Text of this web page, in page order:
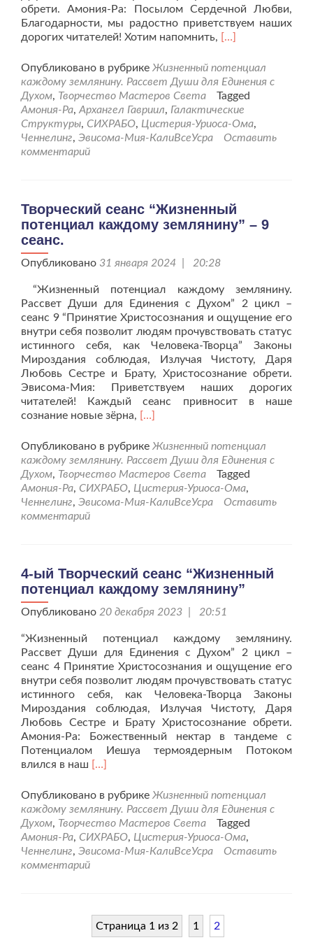
обрети. Амония-Ра: Посылом Сердечной Любви,
Благодарности, мы радостно приветствуем наших
дорогих читателей! Хотим напомнить, Читать
проТворческий
сеанс
“Жизненный
потенциал
каждому
землянину”
[…]
Опубликовано в рубрике Жизненный потенциал
каждому землянину. Рассвет Души для Единения с
Духом, Творчество Мастеров Света
Tagged
Амония-Ра, Архангел Гавриил, Галактические
Структуры, СИХРАБО, Цистерия-Уриоса-Ома,
Ченнелинг, Эвисома-Мия-КалиВсеУсра
Оставить
комментарий
Творческий сеанс “Жизненный
потенциал каждому землянину” – 9
сеанс.
Опубликовано 31 января 2024 | 20:28
“Жизненный потенциал каждому землянину.
Рассвет Души для Единения с Духом” 2 цикл –
сеанс 9 “Принятие Христосознания и ощущение его
внутри себя позволит людям прочувствовать статус
истинного себя, как Человека-Творца” Законы
Мироздания соблюдая, Излучая Чистоту, Даря
Любовь Сестре и Брату, Христосознание обрети.
Эвисома-Мия: Приветствуем наших дорогих
читателей! Каждый сеанс привносит в наше
сознание новые зёрна, Читать
проТворческий
сеанс
“Жизненный
потенциал
каждому
[…]
Опубликовано в рубрике Жизненный потенциал
каждому землянину. Рассвет Души для Единения с
Духом, Творчество Мастеров Света
Tagged
Амония-Ра, СИХРАБО, Цистерия-Уриоса-Ома,
Ченнелинг, Эвисома-Мия-КалиВсеУсра
Оставить
комментарий
4-ый Творческий сеанс “Жизненный
потенциал каждому землянину”
Опубликовано 20 декабря 2023 | 20:51
“Жизненный потенциал каждому землянину.
Рассвет Души для Единения с Духом” 2 цикл –
сеанс 4 Принятие Христосознания и ощущение его
внутри себя позволит людям прочувствовать статус
истинного себя, как Человека-Творца Законы
Мироздания соблюдая, Излучая Чистоту, Даря
Любовь Сестре и Брату Христосознание обрети.
Амония-Ра: Божественный нектар в тандеме с
Потенциалом Иешуа термоядерным Потоком
влился в наш Читать
про4-
ый
Творческий
сеанс
“Жизненный
[…]
Опубликовано в рубрике Жизненный потенциал
каждому землянину. Рассвет Души для Единения с
Духом, Творчество Мастеров Света
Tagged
Амония-Ра, СИХРАБО, Цистерия-Уриоса-Ома,
Ченнелинг, Эвисома-Мия-КалиВсеУсра
Оставить
комментарий
Страница 1 из 2 1 2